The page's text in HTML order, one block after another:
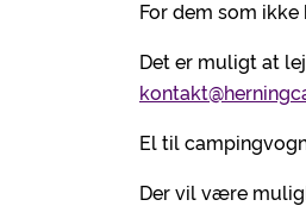
For dem som
Det er muligt at
El til
Der vil være